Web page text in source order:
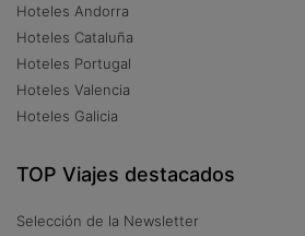
Hoteles Andorra
Hoteles Cataluña
Hoteles Portugal
Hoteles Valencia
Hoteles Galicia
TOP Viajes destacados
Selección de la Newsletter